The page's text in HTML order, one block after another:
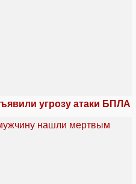
угрозу атаки БПЛА